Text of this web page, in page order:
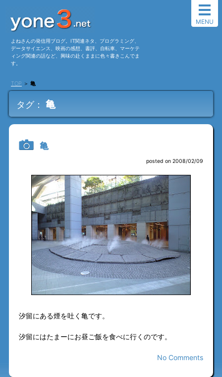
よねさんの発信用ブログ。IT関連ネタ、プログラミング、
データサイエンス、映画の感想、書評、自転車、マーケテ
ィング関連の話など、興味の赴くままに色々書きこんでま
す。
TOP ＞ 亀
MENU
タグ： 亀
亀
posted on 2008/02/09
汐留にある煙を吐く亀です。
汐留にはたまーにお昼ご飯を食べに行くのです。
No Comments